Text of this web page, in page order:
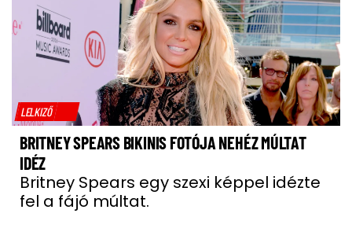
LELKIZŐ
BRITNEY SPEARS BIKINIS FOTÓJA NEHÉZ MÚLTAT
IDÉZ
Britney Spears egy szexi képpel idézte
fel a fájó múltat.